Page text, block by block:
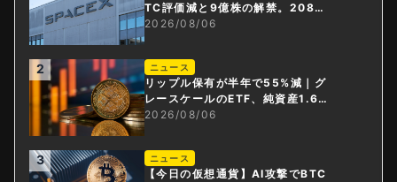
TC評価減と9億株の解禁。208億
円相当のBTCが盗難
2026/08/06
2 ニュース
リップル保有が半年で55%減｜グ
レースケールのETF、純資産1.6億
ドル減
2026/08/06
3 ニュース
【今日の仮想通貨】AI攻撃でBTC